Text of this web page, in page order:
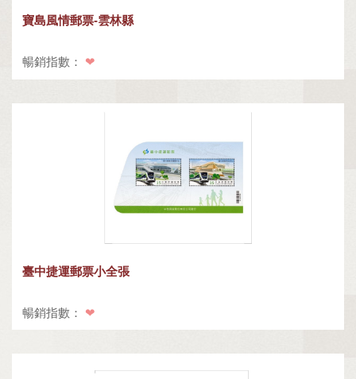
寶島風情郵票-雲林縣
暢銷指數： ❤
臺中捷運郵票小全張
暢銷指數： ❤